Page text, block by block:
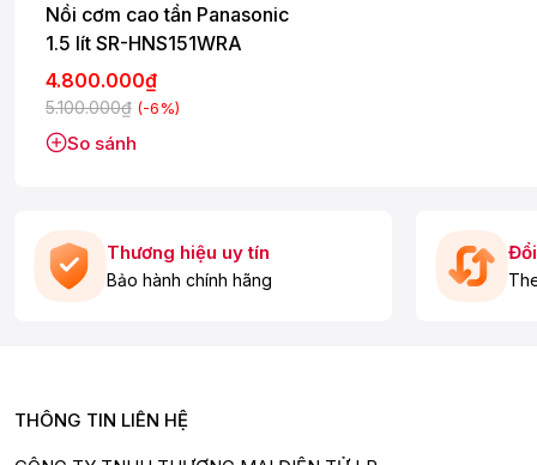
Nồi cơm cao tần Panasonic
1.5 lít SR-HNS151WRA
4.800.000₫
5.100.000₫ (-6%)
So sánh
Thương hiệu uy tín
Bảo hành chính hãng
THÔNG TIN LIÊN HỆ